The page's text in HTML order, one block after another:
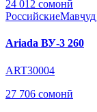
24 012 сомонӣ
РоссийскиеМавҷуд
Ariada ВУ-3 260
ART30004
27 706 сомонӣ